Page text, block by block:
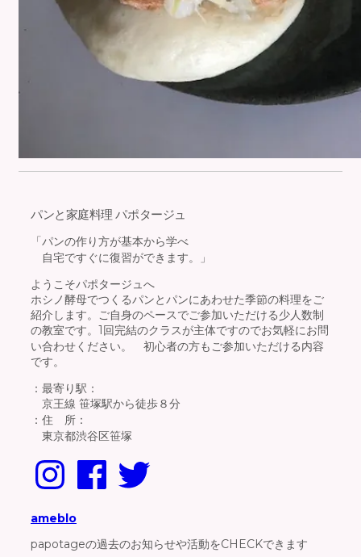
パンと家庭料理 パポタージュ
「パンの作り方が基本から学べ
自宅ですぐに復習ができます。」
ようこそパポタージュへ
ホシノ酵母でつくるパンとパンにあわせた季節の料理をご
紹介します。ご自身のペースでご参加いただける少人数制
の教室です。1回完結のクラスが主体ですのでお気軽にお問
い合わせください。 初心者の方もご参加いただける内容
です。
：最寄り駅：
京王線 笹塚駅から徒歩８分
：住 所：
東京都渋谷区笹塚
InstagramFacebookTwitter
ameblo
papotageの過去のお知らせや活動をCHECKできます